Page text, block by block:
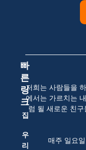
빠
른
링
크
집
우
리
저희는 사람들을
에서는 가르치는
럼 될 새로운 친
매주 일요